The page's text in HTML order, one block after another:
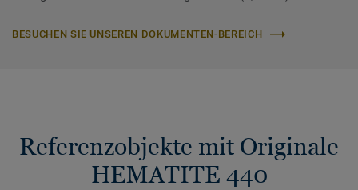
BESUCHEN SIE UNSEREN DOKUMENTEN-BEREICH
Referenzobjekte mit Originale
HEMATITE 440